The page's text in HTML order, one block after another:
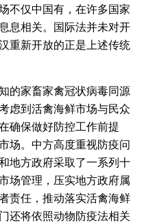
不仅中国有，在许多国家
息相关。国际法并未对开
重新开放的正是上述传统
家畜家禽冠状病毒同源
虑到活禽海鲜市场与民众
确保做好防控工作前提
场。中方高度重视防疫问
地方政府采取了一系列十
场管理，压实地方政府属
责任，推动落实活禽海鲜
还将依照动物防疫法相关